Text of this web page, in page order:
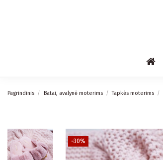
Pagrindinis Batai, avalynė moterims Tapkės moterims
−30%